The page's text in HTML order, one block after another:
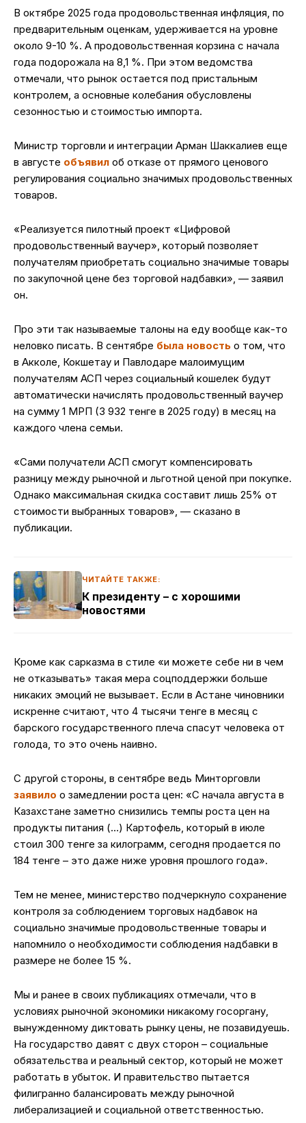
В октябре 2025 года продовольственная инфляция, по
предварительным оценкам, удерживается на уровне
около 9-10 %. А продовольственная корзина с начала
года подорожала на 8,1 %. При этом ведомства
отмечали, что рынок остается под пристальным
контролем, а основные колебания обусловлены
сезонностью и стоимостью импорта.
Министр торговли и интеграции Арман Шаккалиев еще
в августе объявил об отказе от прямого ценового
регулирования социально значимых продовольственных
товаров.
«Реализуется пилотный проект «Цифровой
продовольственный ваучер», который позволяет
получателям приобретать социально значимые товары
по закупочной цене без торговой надбавки», — заявил
он.
Про эти так называемые талоны на еду вообще как-то
неловко писать. В сентябре была новость о том, что
в Акколе, Кокшетау и Павлодаре малоимущим
получателям АСП через социальный кошелек будут
автоматически начислять продовольственный ваучер
на сумму 1 МРП (3 932 тенге в 2025 году) в месяц на
каждого члена семьи.
«Сами получатели АСП смогут компенсировать
разницу между рыночной и льготной ценой при покупке.
Однако максимальная скидка составит лишь 25% от
стоимости выбранных товаров», — сказано в
публикации.
ЧИТАЙТЕ ТАКЖЕ:
К президенту – с хорошими
новостями
Кроме как сарказма в стиле «и можете себе ни в чем
не отказывать» такая мера соцподдержки больше
никаких эмоций не вызывает. Если в Астане чиновники
искренне считают, что 4 тысячи тенге в месяц с
барского государственного плеча спасут человека от
голода, то это очень наивно.
С другой стороны, в сентябре ведь Минторговли
заявило о замедлении роста цен: «С начала августа в
Казахстане заметно снизились темпы роста цен на
продукты питания (…) Картофель, который в июле
стоил 300 тенге за килограмм, сегодня продается по
184 тенге – это даже ниже уровня прошлого года».
Тем не менее, министерство подчеркнуло сохранение
контроля за соблюдением торговых надбавок на
социально значимые продовольственные товары и
напомнило о необходимости соблюдения надбавки в
размере не более 15 %.
Мы и ранее в своих публикациях отмечали, что в
условиях рыночной экономики никакому госоргану,
вынужденному диктовать рынку цены, не позавидуешь.
На государство давят с двух сторон – социальные
обязательства и реальный сектор, который не может
работать в убыток. И правительство пытается
филигранно балансировать между рыночной
либерализацией и социальной ответственностью.